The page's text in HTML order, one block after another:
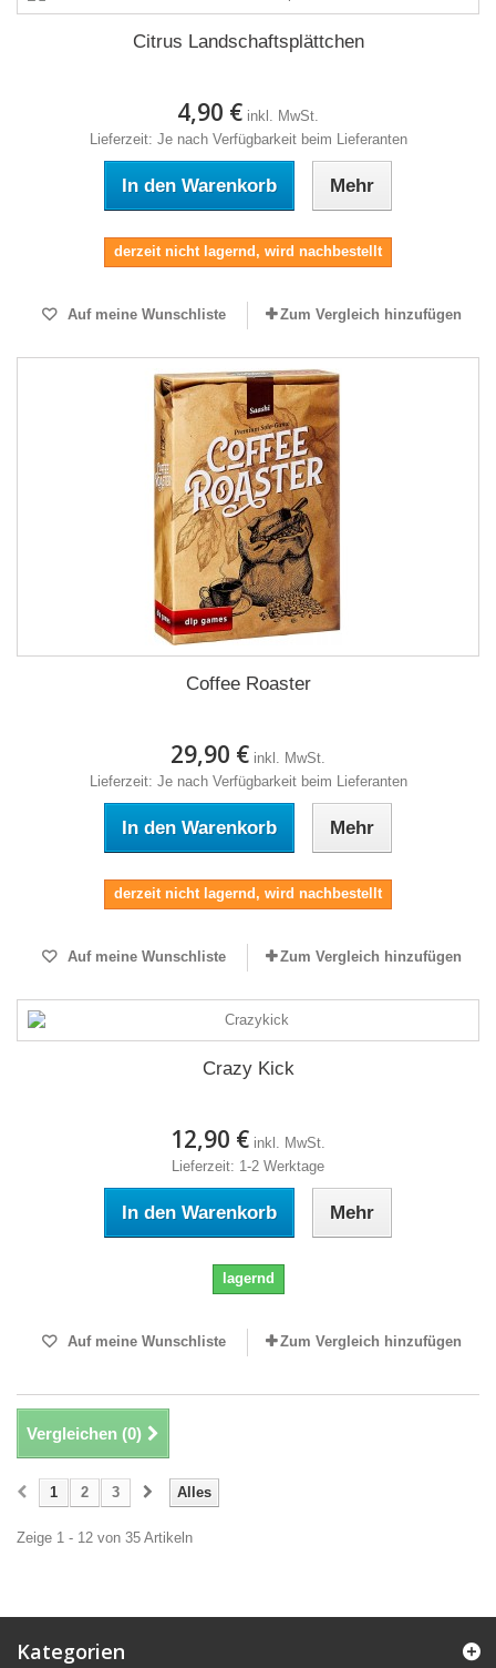
Citrus Landschaftsplättchen
4,90 € inkl. MwSt.
Lieferzeit: Je nach Verfügbarkeit beim Lieferanten
In den Warenkorb Mehr
derzeit nicht lagernd, wird nachbestellt
Auf meine Wunschliste Zum Vergleich hinzufügen
Coffee Roaster
29,90 € inkl. MwSt.
Lieferzeit: Je nach Verfügbarkeit beim Lieferanten
In den Warenkorb Mehr
derzeit nicht lagernd, wird nachbestellt
Auf meine Wunschliste Zum Vergleich hinzufügen
Crazy Kick
12,90 € inkl. MwSt.
Lieferzeit: 1-2 Werktage
In den Warenkorb Mehr
lagernd
Auf meine Wunschliste Zum Vergleich hinzufügen
Vergleichen (0)
Alles
1 2 3
Zeige 1 - 12 von 35 Artikeln
Kategorien